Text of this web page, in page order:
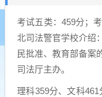
考试五类：459分；
北司法警官学校介绍
民批准、教育部备案
司法厅主办。
理科359分、文科